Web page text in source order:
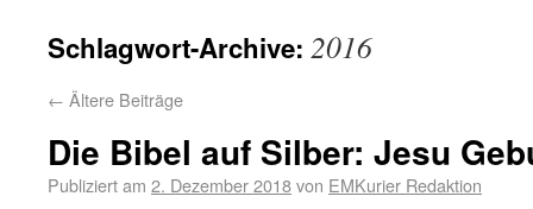
Schlagwort-Archive: 2016
← Ältere Beiträge
Die Bibel auf Silber: Jesu
Publiziert am 2. Dezember 2018von EMKurier Redaktion